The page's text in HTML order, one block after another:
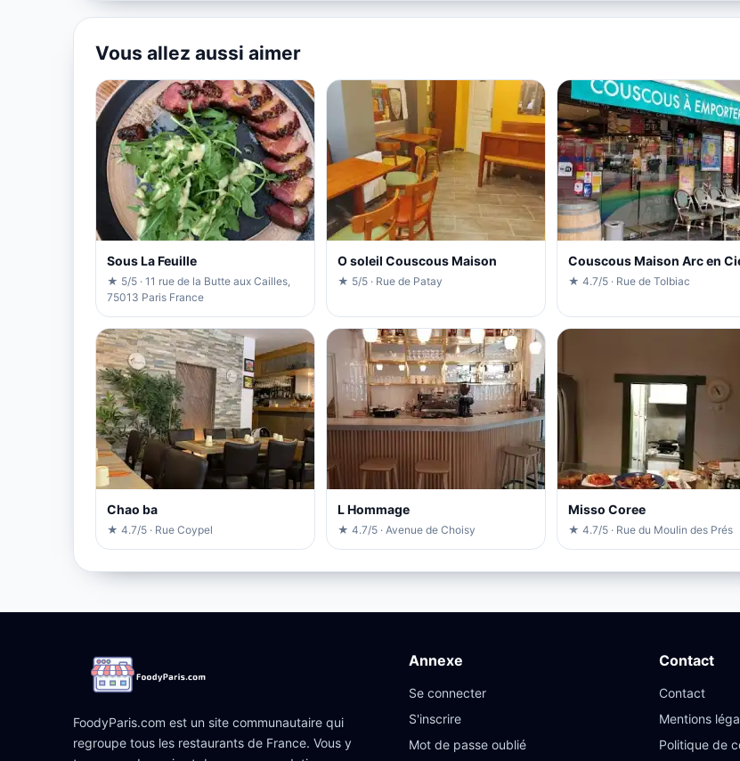
Vous allez aussi aimer
Sous La Feuille
★ 5/5 · 11 rue de la Butte aux Cailles,
75013 Paris France
O soleil Couscous Maison
★ 5/5 · Rue de Patay
Couscous Maison Arc en
★ 4.7/5 · Rue de Tolbiac
Chao ba
★ 4.7/5 · Rue Coypel
L Hommage
★ 4.7/5 · Avenue de Choisy
Misso Coree
★ 4.7/5 · Rue du Moulin des Prés
FoodyParis.com est un site communautaire qui
regroupe tous les restaurants de France. Vous y
Annexe
Se connecter
S'inscrire
Mot de passe oublié
Contact
Contact
Mentions
Politique de